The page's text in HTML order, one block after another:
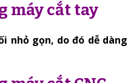
máy cắt tay
nhỏ gọn, do đó dễ dàng